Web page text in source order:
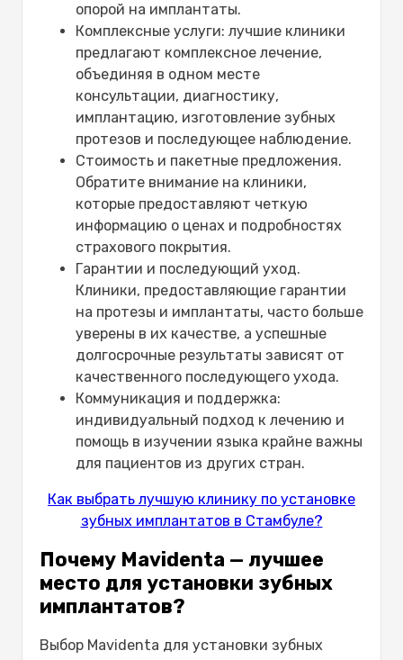
опорой на имплантаты.
Комплексные услуги: лучшие клиники
предлагают комплексное лечение,
объединяя в одном месте
консультации, диагностику,
имплантацию, изготовление зубных
протезов и последующее наблюдение.
Стоимость и пакетные предложения.
Обратите внимание на клиники,
которые предоставляют четкую
информацию о ценах и подробностях
страхового покрытия.
Гарантии и последующий уход.
Клиники, предоставляющие гарантии
на протезы и имплантаты, часто больше
уверены в их качестве, а успешные
долгосрочные результаты зависят от
качественного последующего ухода.
Коммуникация и поддержка:
индивидуальный подход к лечению и
помощь в изучении языка крайне важны
для пациентов из других стран.
Как выбрать лучшую клинику по установке
зубных имплантатов в Стамбуле?
Почему Mavidenta — лучшее
место для установки зубных
имплантатов?
Выбор Mavidenta для установки зубных